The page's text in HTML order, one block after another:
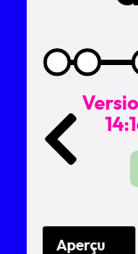
Aperçu